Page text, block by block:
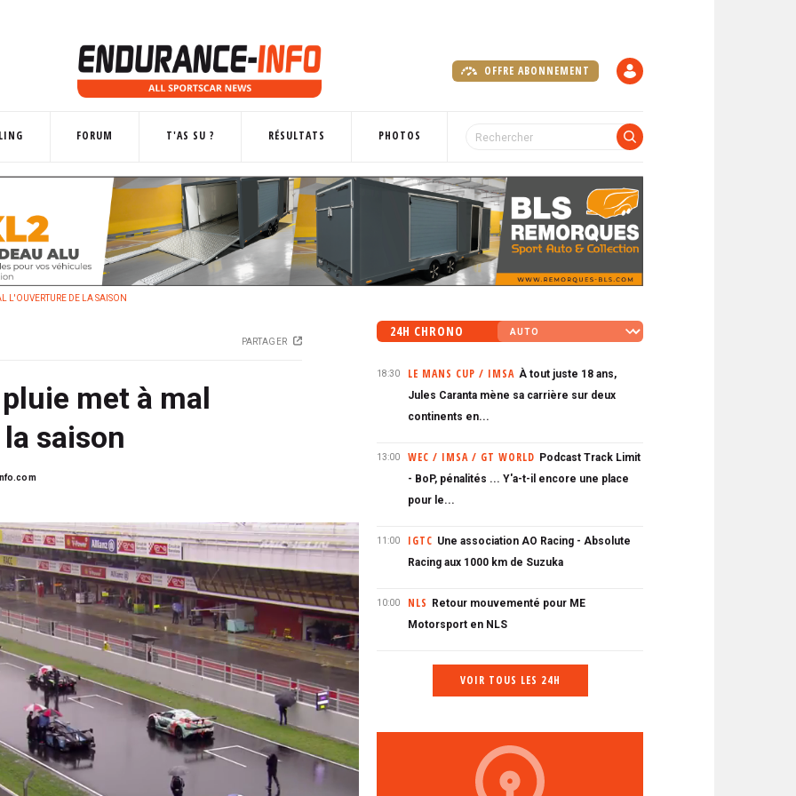
OFFRE ABONNEMENT
FORUM T'AS SU ? RÉSULTATS PHOTOS
L'OUVERTURE DE LA SAISON
PARTAGER
met à mal
saison
24H CHRONO
18:30 LE MANS CUP / IMSA À tout juste 18 ans,
Jules Caranta mène sa carrière sur deux
continents en...
13:00 WEC / IMSA / GT WORLD Podcast Track Limit
- BoP, pénalités ... Y'a-t-il encore une place
pour le...
11:00 IGTC Une association AO Racing - Absolute
Racing aux 1000 km de Suzuka
10:00 NLS Retour mouvementé pour ME
Motorsport en NLS
VOIR TOUS LES 24H